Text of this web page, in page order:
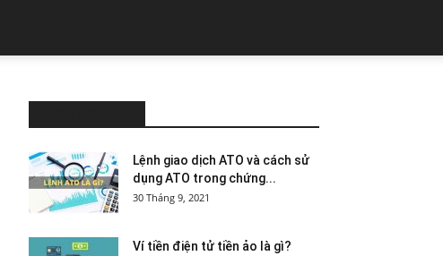
Lệnh giao dịch ATO và cách sử
dụng ATO trong chứng...
30 Tháng 9, 2021
Ví tiền điện tử tiền ảo là gì?